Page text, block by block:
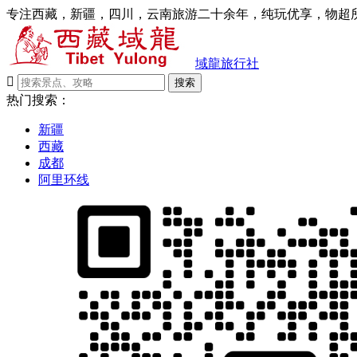
专注西藏，新疆，四川，云南旅游二十余年，纯玩优享，物超
域龍旅行社

搜索
热门搜索：
新疆
西藏
成都
阿里环线